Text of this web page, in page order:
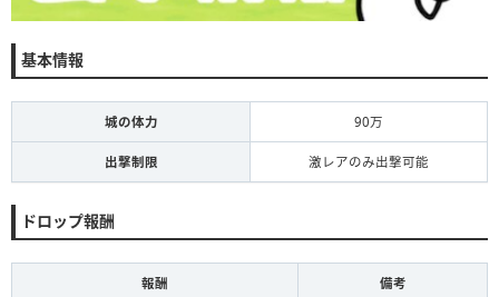
基本情報
城の体力 90万
出撃制限 激レアのみ出撃可能
ドロップ報酬
報酬 備考